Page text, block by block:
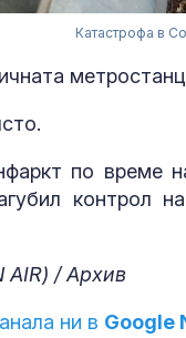
Катастрофа в
по време
контрол
/ Архив
ни в Google